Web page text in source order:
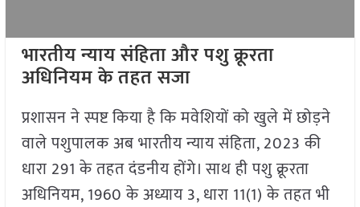
भारतीय न्याय संहिता और पशु क्रूरता
अधिनियम के तहत सजा
प्रशासन ने स्पष्ट किया है कि मवेशियों को खुले में छोड़ने
वाले पशुपालक अब भारतीय न्याय संहिता, 2023 की
धारा 291 के तहत दंडनीय होंगे। साथ ही पशु क्रूरता
अधिनियम, 1960 के अध्याय 3, धारा 11(1) के तहत भी